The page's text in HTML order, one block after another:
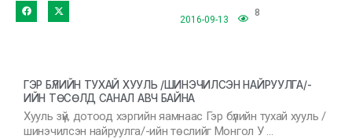
2016-09-13
8
ГЭР БҮЛИЙН ТУХАЙ ХУУЛЬ /ШИНЭЧИЛСЭН НАЙРУУЛГА/-
ИЙН ТӨСӨЛД САНАЛ АВЧ БАЙНА
Хууль зүй, дотоод хэргийн яамнаас Гэр бүлийн тухай хууль /
шинэчилсэн найруулга/-ийн төслийг Монгол У …